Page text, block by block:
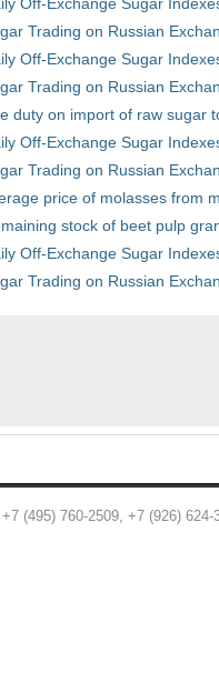
Trading on Russian
Off-Exchange Sugar
Trading on Russian
duty on import of raw sugar
Off-Exchange Sugar
Trading on Russian
price of molasses from
stock of beet pulp
Off-Exchange Sugar
Trading on Russian
(495) 760-2509, +7 (926) 624-